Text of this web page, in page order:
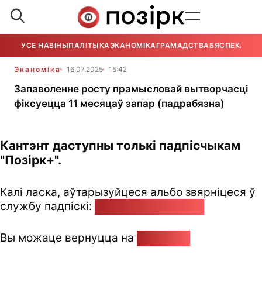
УСЕ НАВІНЫПАЛІТЫКАЭКАНОМІКАГРАМАДСТВАБЯСПЕКА
Эканоміка 16.07.2025 15:42
Запаволенне росту прамысловай вытворчасці
фіксуецца 11 месяцаў запар (падрабязна)
Кантэнт даступны толькі падпісчыкам
"Позірк+".
Калі ласка, аўтарызуйцеся альбо звярніцеся ў
службу падпіскі:
Вы можаце вернуцца на